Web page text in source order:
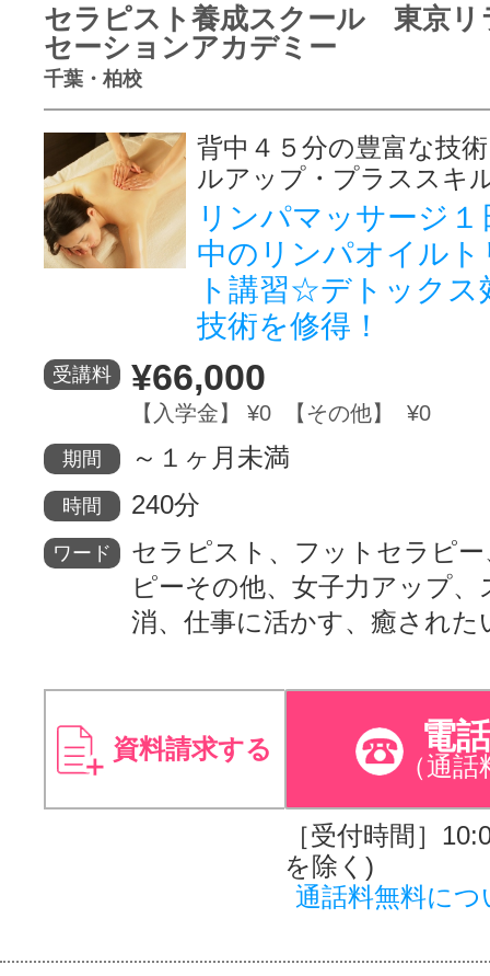
セラピスト養成スクール 東京リ
セーションアカデミー
千葉・柏校
背中４５分の豊富な技
ルアップ・プラススキ
リンパマッサージ１
中のリンパオイル
ト講習☆デトックス
技術を修得！
受講料 ¥66,000
【入学金】 ¥0 【その他】 ¥0
期間 ～１ヶ月未満
時間 240分
ワード
セラピスト、フットセラピ
ピーその他、女子力アップ、
消、仕事に活かす、癒された
資料請求する 電
（通話
［受付時間］
を除く)
通話料無料につ